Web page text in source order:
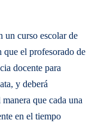
un curso escolar de
que el profesorado de
docente para
y deberá
que cada una
en el tiempo